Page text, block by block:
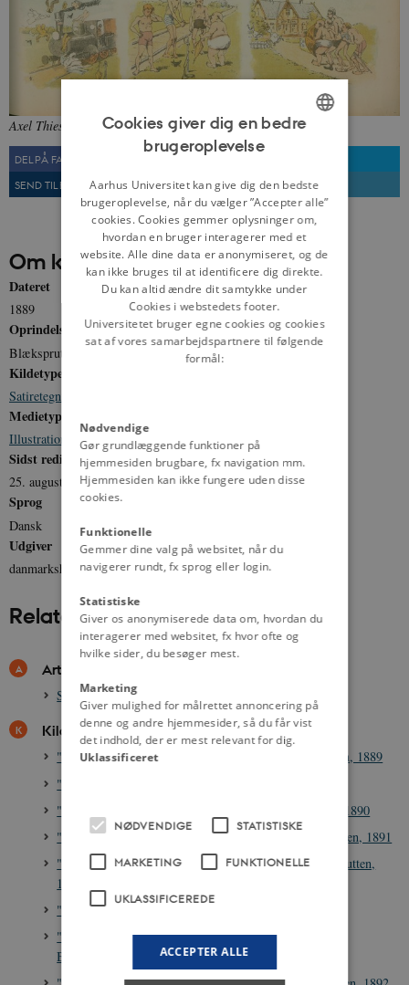
Axel Thiess' satiretegning "Ekstratog", 1889.Fra: Blæksprutten
DEL PÅ FACEBOOK
SEND TIL EN VEN
UDSKRIV
Om kilden
Dateret
1889
Oprindelse
Blæksprutten, 1889. Ernst Bojesens forlag.
Kildetype
Satiretegning
Medietype
Illustration
Sidst redigeret
25. august 2015
Sprog
Dansk
Udgiver
danmarkshistorien.dk
Relateret indhold
Artikler
Stationsbyer
Kilder
"Reklamedebat anno 1889" satiretegning i Blæksprutten, 1889
"Impressionisterne" satiretegning i Blæksprutten, 1889
"Drenge-Bankemaskine" satiretegning i Blæksprutten, 1890
"Impressionistisk udstilling" satiretegning i Blæksprutten, 1891
"Læsevaner i Frøkenklosteret": satiretegning i Blæksprutten,
1892
"Cykelløb" satiretegning i Blæksprutten, 1892
"Høstudstilling af Willumsens elever" satiretegning i
Blæksprutten, 1892
DANISH
Cookies giver dig en bedre
brugeroplevelse
Aarhus Universitet kan give dig den bedste
brugeroplevelse, når du vælger ”Accepter alle”
cookies. Cookies gemmer oplysninger om,
hvordan en bruger interagerer med et
website. Alle dine data er anonymiseret, og de
kan ikke bruges til at identificere dig direkte.
Du kan altid ændre dit samtykke under
Cookies i webstedets footer.
Universitetet bruger egne cookies og cookies
sat af vores samarbejdspartnere til følgende
formål:
Nødvendige
Gør grundlæggende funktioner på
hjemmesiden brugbare, fx navigation mm.
Hjemmesiden kan ikke fungere uden disse
cookies.
Funktionelle
Gemmer dine valg på websitet, når du
navigerer rundt, fx sprog eller login.
Statistiske
Giver os anonymiserede data om, hvordan du
interagerer med websitet, fx hvor ofte og
hvilke sider, du besøger mest.
Marketing
Giver mulighed for målrettet annoncering på
denne og andre hjemmesider, så du får vist
det indhold, der er mest relevant for dig.
Uklassificeret
NØDVENDIGE STATISTISKE
MARKETING FUNKTIONELLE
UKLASSIFICEREDE
ACCEPTER ALLE